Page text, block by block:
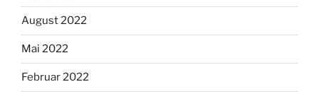
August 2022
Mai 2022
Februar 2022